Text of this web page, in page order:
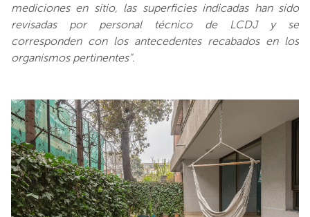
mediciones en sitio, las superficies indicadas han sido
revisadas por personal técnico de LCDJ y se
corresponden con los antecedentes recabados en los
organismos pertinentes".